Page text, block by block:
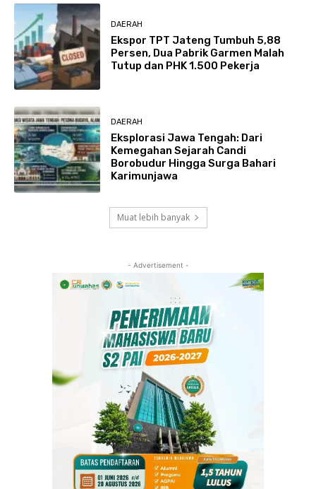
DAERAH
Ekspor TPT Jateng Tumbuh 5,88
Persen, Dua Pabrik Garmen Malah
Tutup dan PHK 1.500 Pekerja
DAERAH
Eksplorasi Jawa Tengah: Dari
Kemegahan Sejarah Candi
Borobudur Hingga Surga Bahari
Karimunjawa
Muat lebih banyak
- Advertisement -